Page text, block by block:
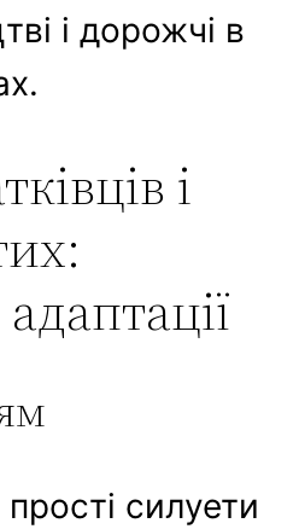
і дорожчі в
і
силуети